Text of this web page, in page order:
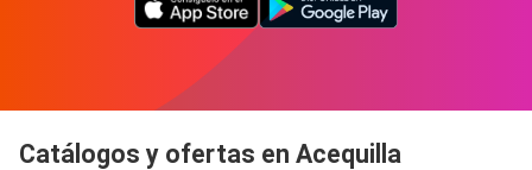
Catálogos y ofertas en Acequilla